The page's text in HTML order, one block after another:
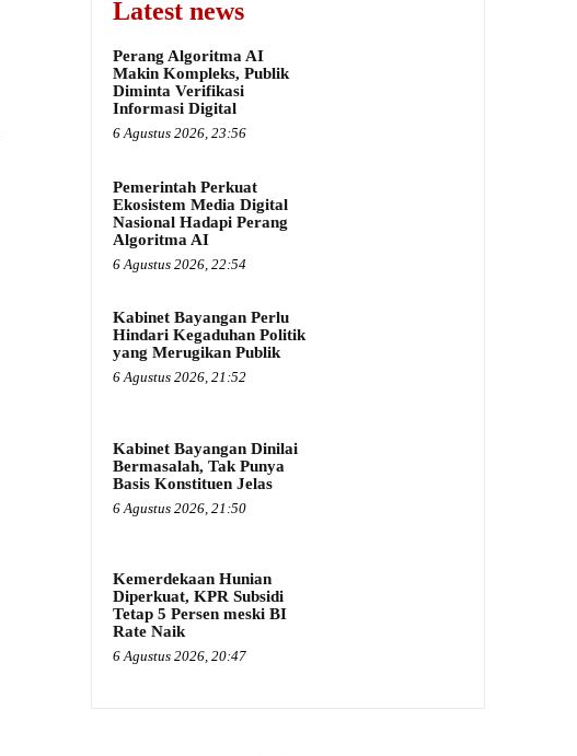
Latest news
Perang Algoritma AI
Makin Kompleks, Publik
Diminta Verifikasi
Informasi Digital
6 Agustus 2026, 23:56
Pemerintah Perkuat
Ekosistem Media Digital
Nasional Hadapi Perang
Algoritma AI
6 Agustus 2026, 22:54
Kabinet Bayangan Perlu
Hindari Kegaduhan Politik
yang Merugikan Publik
6 Agustus 2026, 21:52
Kabinet Bayangan Dinilai
Bermasalah, Tak Punya
Basis Konstituen Jelas
6 Agustus 2026, 21:50
Kemerdekaan Hunian
Diperkuat, KPR Subsidi
Tetap 5 Persen meski BI
Rate Naik
6 Agustus 2026, 20:47